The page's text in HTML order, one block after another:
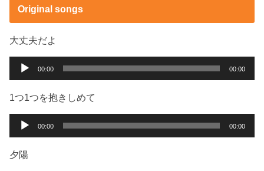
Original songs
大丈夫だよ
プ
ー
00:00 00:00
1つ1つを抱きしめて
プ
レ
00:00 00:00
夕陽